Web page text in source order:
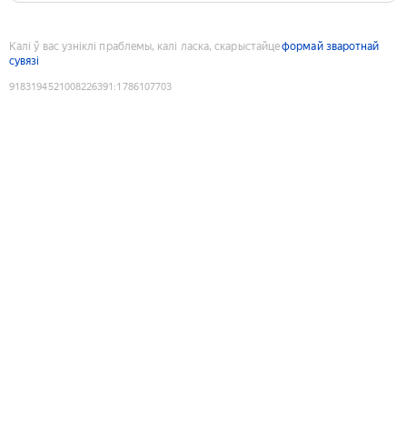
Калі ў вас узніклі праблемы, калі ласка, скарыстайцеформай зваротнай
сувязі
9183194521008226391 :1786107703